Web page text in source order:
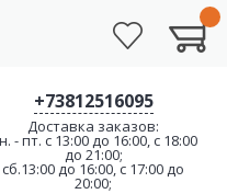
+73812516095
Доставка заказов:
- пт. с 13:00 до 16:00, с 18:00
до 21:00;
сб.13:00 до 16:00, с 17:00 до
20:00;